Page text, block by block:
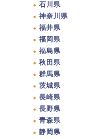
石川県
神奈川県
福井県
福岡県
福島県
秋田県
群馬県
茨城県
長崎県
長野県
青森県
静岡県